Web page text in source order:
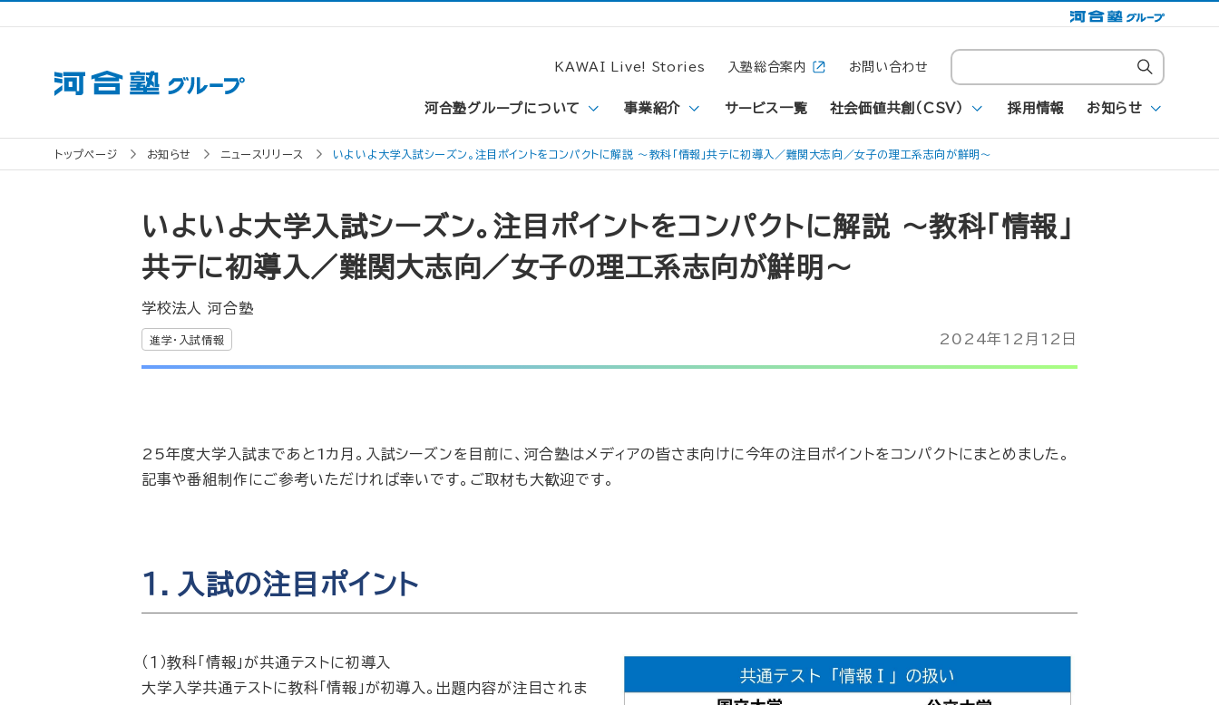
河合塾グループについて 事業紹介 サービス一覧 社会価値共創（CSV） 採用情報 お知らせ
KAWAI Live! Stories 入塾総合案内 お問い合わせ
トップページ お知らせ ニュースリリース いよいよ大学入試シーズン。注目ポイントをコンパクトに解説 ～教科「情報」共テに初導入／難関大志向／女子の理工系志向が鮮明～
いよいよ大学入試シーズン。注目ポイントをコンパクトに解説 ～教科「情報」
共テに初導入／難関大志向／女子の理工系志向が鮮明～
学校法人 河合塾
進学・入試情報 2024年12月12日
25年度大学入試まであと1カ月。入試シーズンを目前に、河合塾はメディアの皆さま向けに今年の注目ポイントをコンパクトにまとめました。
記事や番組制作にご参考いただければ幸いです。ご取材も大歓迎です。
１．入試の注目ポイント
（１）教科「情報」が共通テストに初導入
大学入学共通テストに教科「情報」が初導入。出題内容が注目されま